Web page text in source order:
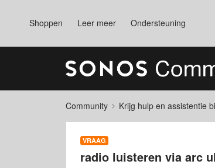
Shoppen Leer meer Ondersteuning
Community Krijg hulp en assistentie
VRAAG
radio luisteren via arc